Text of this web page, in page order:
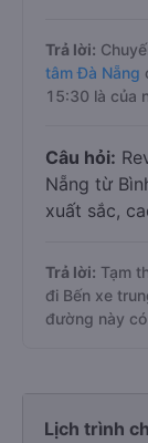
Trả lời:
tâm Đà Nẵng
15:30 là của
Câu hỏi:
Nẵng từ
xuất sắc,
Trả lời: Tạm
đi Bến xe
đường này
Lịch trình